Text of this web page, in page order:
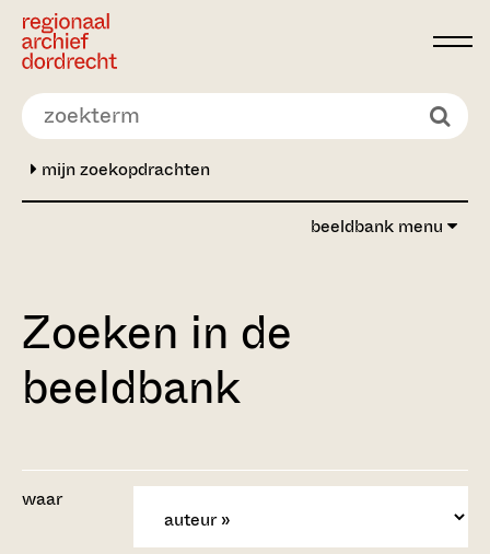
Ga direct naar de inhoud
mijn zoekopdrachten
beeldbank menu
Zoeken in de
beeldbank
waar